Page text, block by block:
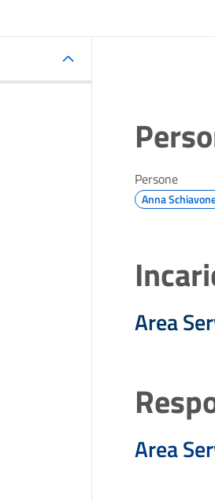
Persone
Anna
Area
Area